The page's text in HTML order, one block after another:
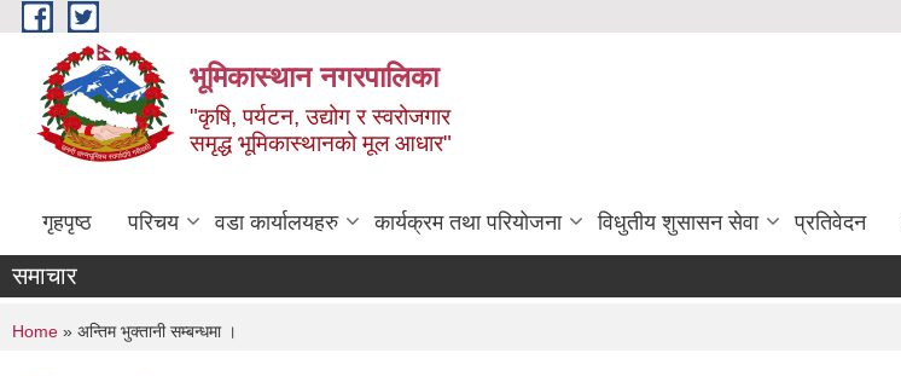
Skip to main content
भूमिकास्थान नगरपालिका
"कृषि, पर्यटन, उद्योग र स्वरोजगार
समृद्ध भूमिकास्थानको मूल आधार"
गृहपृष्ठ परिचय वडा कार्यालयहरु कार्यक्रम तथा परियोजना विधुतीय शुसासन सेवा प्रतिवेदन
समाचार
You are here
Home » अन्तिम भुक्तानी सम्बन्धमा ।